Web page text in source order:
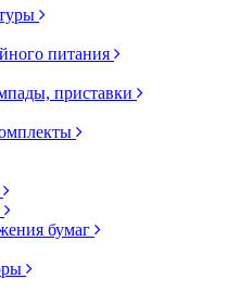
питания
приставки
бумаг